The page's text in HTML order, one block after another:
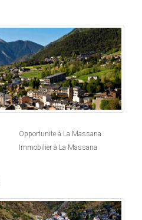
Opportunite à La Massana
Immobilier à La Massana